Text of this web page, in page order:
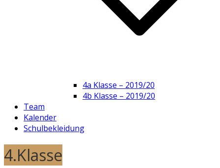
4a Klasse – 2019/20
4b Klasse – 2019/20
Team
Kalender
Schulbekleidung
4.Klasse